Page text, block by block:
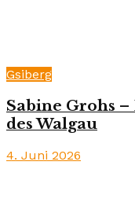
Gsiberg
Sabine Grohs
des Walgau
4. Juni 2026